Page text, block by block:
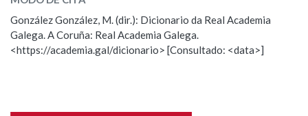
Na fraseoloxía
ESCOLLE UNHA OPCIÓN:
Observación Hai un erro na palabra
Propoño mellorar a definición
González González, M. (dir.): Dicionario da Real Academia
Galega. A Coruña: Real Academia Galega.
<https://academia.gal/dicionario> [Consultado: <data>]